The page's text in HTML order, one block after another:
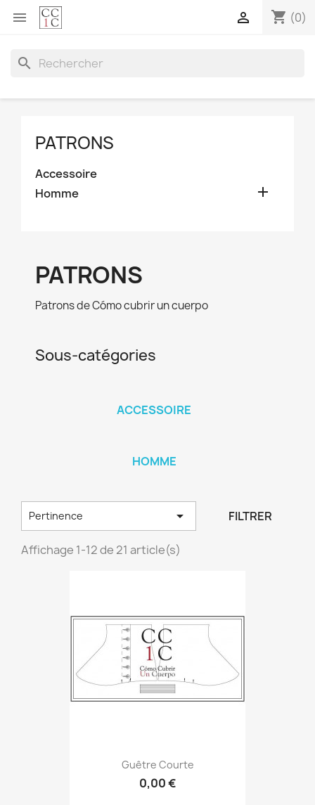
 shopping_cart (0)

search
PATRONS
Accessoire
Homme

PATRONS
Patrons de Cómo cubrir un cuerpo
Sous-catégories
ACCESSOIRE
HOMME
Pertinence  FILTRER
Affichage 1-12 de 21 article(s)
Guêtre Courte
0,00 €